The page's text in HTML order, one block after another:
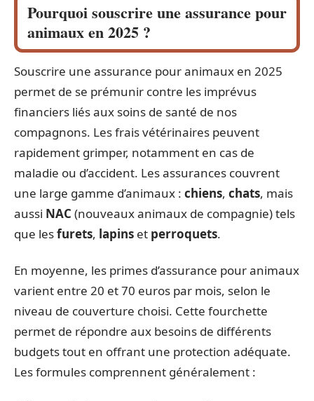
Pourquoi souscrire une assurance pour
animaux en 2025 ?
Souscrire une assurance pour animaux en 2025
permet de se prémunir contre les imprévus
financiers liés aux soins de santé de nos
compagnons. Les frais vétérinaires peuvent
rapidement grimper, notamment en cas de
maladie ou d’accident. Les assurances couvrent
une large gamme d’animaux : chiens, chats, mais
aussi NAC (nouveaux animaux de compagnie) tels
que lesfurets, lapins et perroquets.
En moyenne, les primes d’assurance pour animaux
varient entre 20 et 70 euros par mois, selon le
niveau de couverture choisi. Cette fourchette
permet de répondre aux besoins de différents
budgets tout en offrant une protection adéquate.
Les formules comprennent généralement :